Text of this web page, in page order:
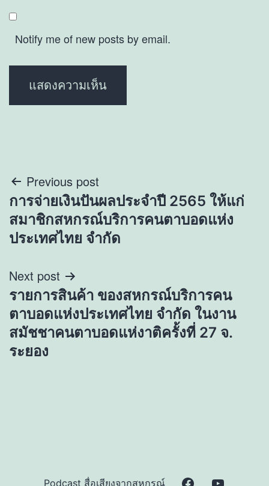
Notify me of new posts by email.
แนะแนว
เรื่อง
Previous post
การจ่ายเงินปันผลประจำปี 2565 ให้แก่
สมาชิกสหกรณ์บริการคนตาบอดแห่ง
ประเทศไทย จำกัด
Next post
รายการสินค้า ของสหกรณ์บริการคน
ตาบอดแห่งประเทศไทย จำกัด ในงาน
สมัชชาคนตาบอดแห่งาติครั้งที่ 27 จ.
ระยอง
Podcast สื่อเสียงจากสหกรณ์ Facebook